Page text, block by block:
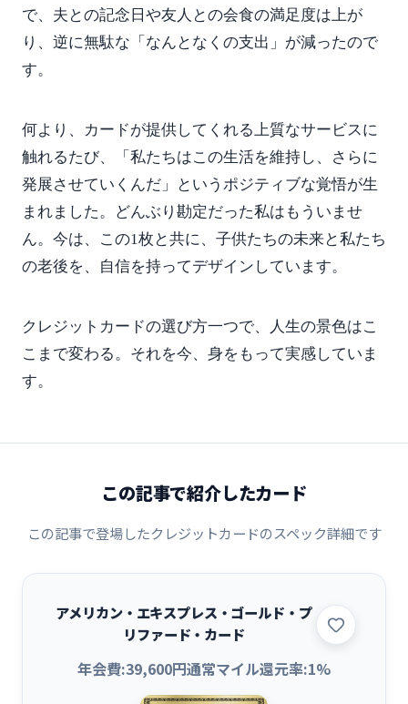
で、夫との記念日や友人との会食の満足度は上が
り、逆に無駄な「なんとなくの支出」が減ったので
す。
何より、カードが提供してくれる上質なサービスに
触れるたび、「私たちはこの生活を維持し、さらに
発展させていくんだ」というポジティブな覚悟が生
まれました。どんぶり勘定だった私はもういませ
ん。今は、この1枚と共に、子供たちの未来と私たち
の老後を、自信を持ってデザインしています。
クレジットカードの選び方一つで、人生の景色はこ
こまで変わる。それを今、身をもって実感していま
す。
この記事で紹介したカード
この記事で登場したクレジットカードのスペック詳細です
アメリカン・エキスプレス・ゴールド・プ
リファード・カード
年会費:39,600円通常マイル還元率:1%